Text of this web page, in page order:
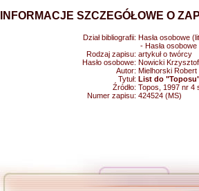
INFORMACJE SZCZEGÓŁOWE O
Dział bibliografii: Hasła osobowe
- Hasła
Rodzaj zapisu: artykuł o twórcy
Hasło osobowe: Nowicki
Autor: Mielhorski Robert
Tytuł: List do
Źródło: Topos, 1997 nr 4
Numer zapisu: 424524 (MS)